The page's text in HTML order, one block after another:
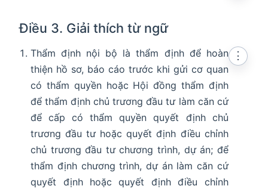
Điều 3. Giải thích từ ngữ
Thẩm định nội bộ là thẩm định để hoàn
thiện hồ sơ, báo cáo trước khi gửi cơ quan
có thẩm quyền hoặc Hội đồng thẩm định
để thẩm định chủ trương đầu tư làm căn cứ
để cấp có thẩm quyền quyết định chủ
trương đầu tư hoặc quyết định điều chỉnh
chủ trương đầu tư chương trình, dự án; để
thẩm định chương trình, dự án làm căn cứ
quyết định hoặc quyết định điều chỉnh
⋮